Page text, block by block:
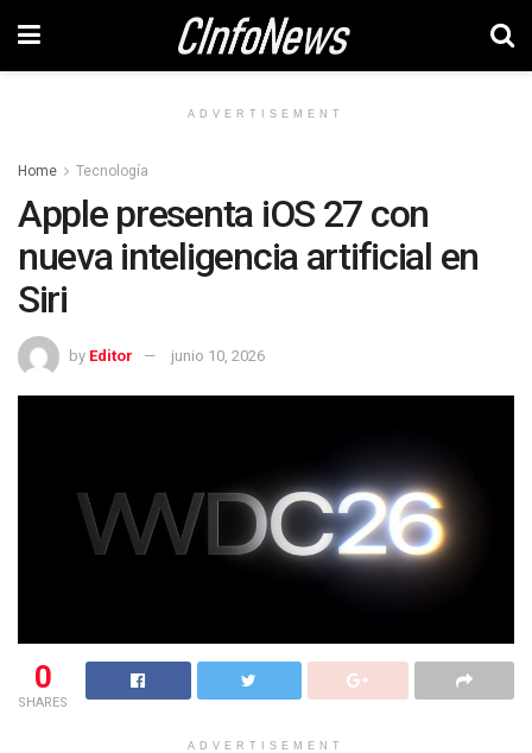
ADVERTISEMENT
Home Tecnología
Apple presenta iOS 27 con
nueva inteligencia artificial en
Siri
by Editor junio 10, 2026
0
SHARES
ADVERTISEMENT